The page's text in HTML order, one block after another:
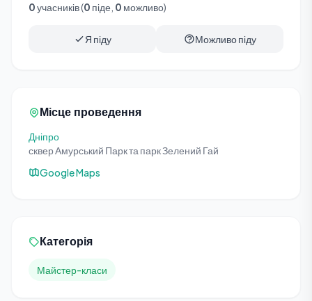
0учасників (0 піде, 0 можливо)
Я піду Можливо піду
Місце проведення
Дніпро
сквер Амурський Парк та парк Зелений Гай
Google Maps
Категорія
Майстер-класи